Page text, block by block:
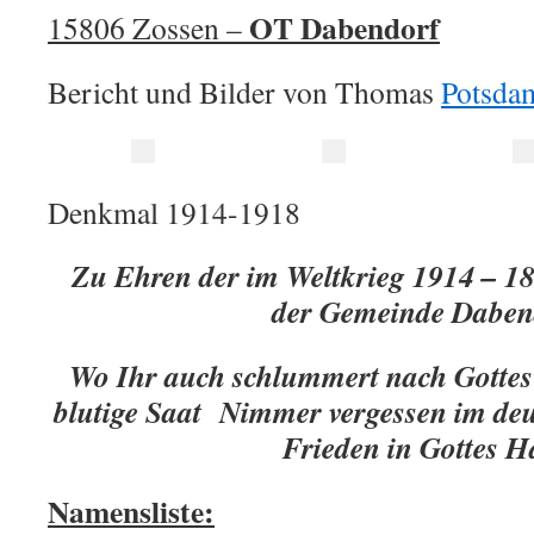
15806 Zossen – OT Dabendorf
Bericht und Bilder von Thomas
Denkmal 1914-1918
Zu Ehren der im Weltkrieg 1914 –
der Gemeinde
Wo Ihr auch schlummert nach
blutige Saat Nimmer vergessen im
Frieden in Gottes
Namensliste: